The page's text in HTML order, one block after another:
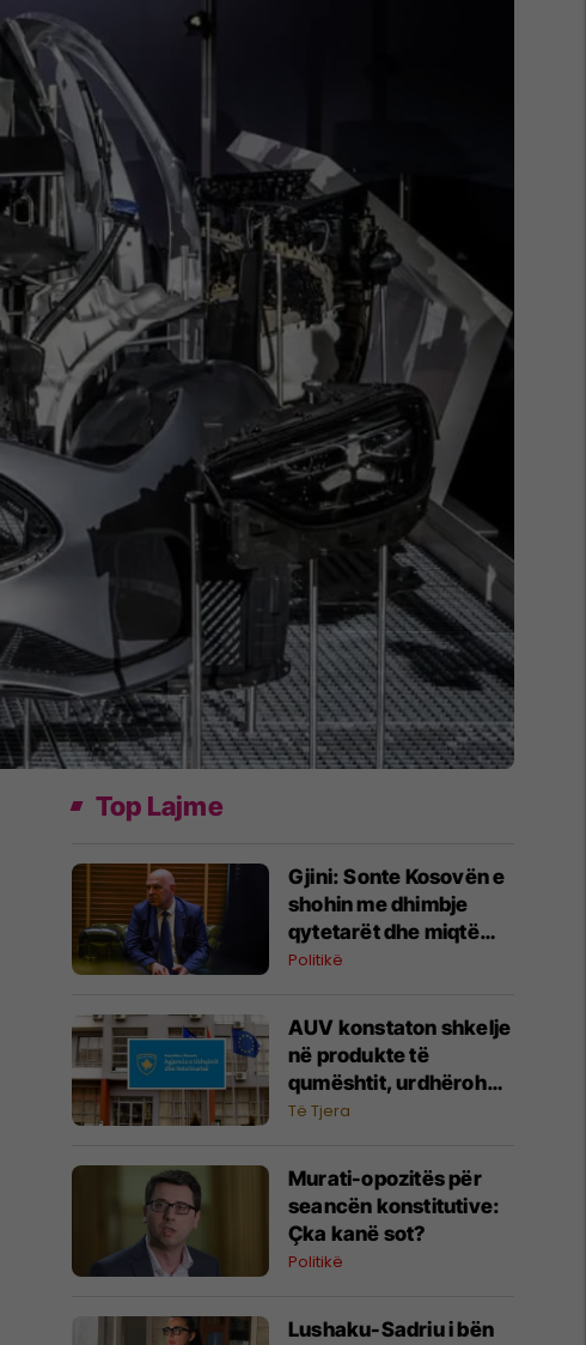
Top Lajme
Gjini: Sonte Kosovën e
shohin me dhimbje
qytetarët dhe miqtë
tanë, Kurti po ia qet
Politikë
AUV konstaton shkelje
në produkte të
qumështit, urdhërohet
tërheqja nga tregu
Të Tjera
​Murati-opozitës për
seancën konstitutive:
Çka kanë sot?
Politikë
Lushaku-Sadriu i bën